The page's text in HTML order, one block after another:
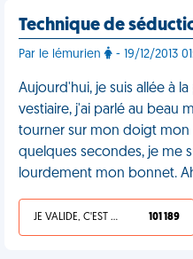
Technique de
Par le lémurien - 19/12/2013
Aujourd'hui, je suis allée à
vestiaire, j'ai parlé au beau
tourner sur mon doigt mon
quelques secondes, je me
lourdement mon bonnet.
JE VALIDE, C'EST UNE VDM 101 189